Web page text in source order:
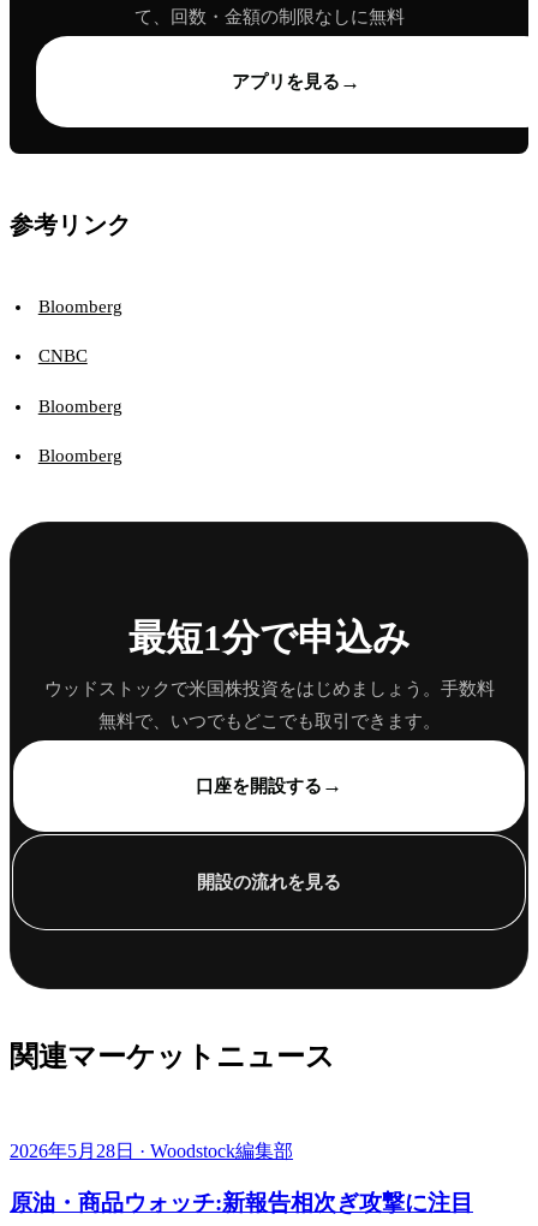
て、回数・金額の制限なしに無料
アプリを見る →
参考リンク
Bloomberg
CNBC
Bloomberg
Bloomberg
最短1分で申込み
ウッドストックで米国株投資をはじめましょう。手数料
無料で、いつでもどこでも取引できます。
口座を開設する →
開設の流れを見る
関連マーケットニュース
2026年5月28日 · Woodstock編集部
原油・商品ウォッチ:新報告相次ぎ攻撃に注目